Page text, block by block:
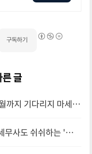
구독하기
글
까지 기다리지 마세
사도 쉬쉬하는 '세금